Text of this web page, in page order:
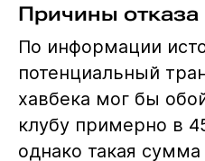
Причины отказа
По информации
потенциальный
хавбека мог бы
клубу примерно в
однако такая